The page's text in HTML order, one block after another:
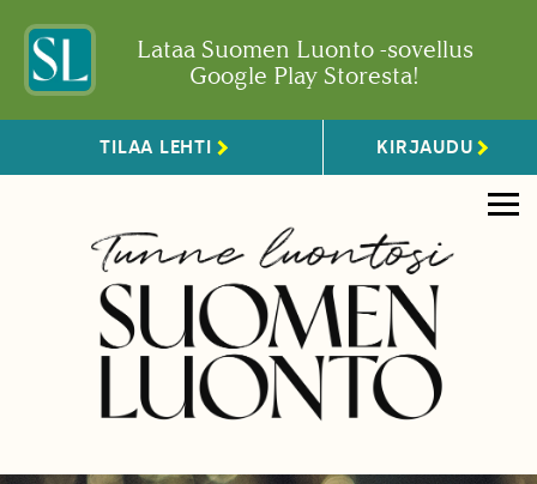
Lataa Suomen Luonto -sovellus
Google Play Storesta!
TILAA LEHTI KIRJAUDU